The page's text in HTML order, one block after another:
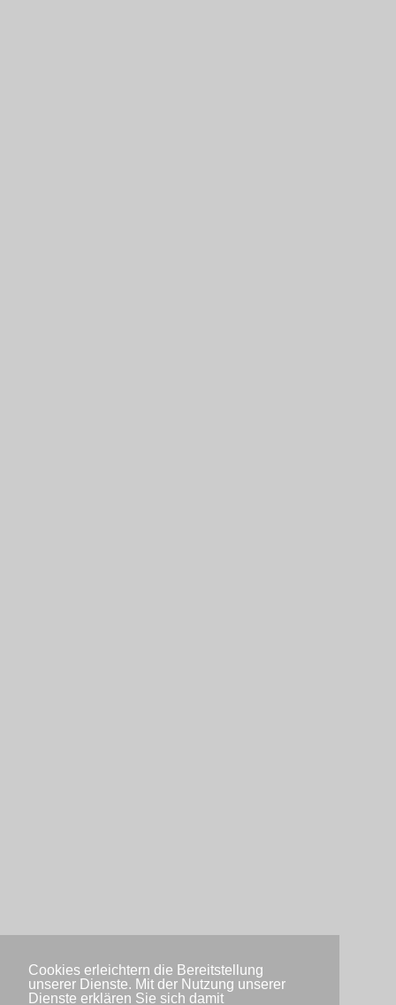
Cookies erleichtern die Bereitstellung
unserer Dienste. Mit der Nutzung unserer
Dienste erklären Sie sich damit